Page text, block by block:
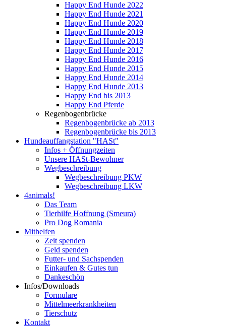
Happy End Hunde 2022
Happy End Hunde 2021
Happy End Hunde 2020
Happy End Hunde 2019
Happy End Hunde 2018
Happy End Hunde 2017
Happy End Hunde 2016
Happy End Hunde 2015
Happy End Hunde 2014
Happy End Hunde 2013
Happy End bis 2013
Happy End Pferde
Regenbogenbrücke
Regenbogenbrücke ab 2013
Regenbogenbrücke bis 2013
Hundeauffangstation "HASt"
Infos + Öffnungzeiten
Unsere HASt-Bewohner
Wegbeschreibung
Wegbeschreibung PKW
Wegbeschreibung LKW
4animals!
Das Team
Tierhilfe Hoffnung (Smeura)
Pro Dog Romania
Mithelfen
Zeit spenden
Geld spenden
Futter- und Sachspenden
Einkaufen & Gutes tun
Dankeschön
Infos/Downloads
Formulare
Mittelmeerkrankheiten
Tierschutz
Kontakt